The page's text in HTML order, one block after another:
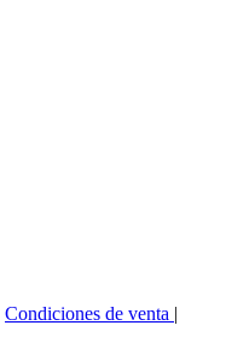
Condiciones de venta |